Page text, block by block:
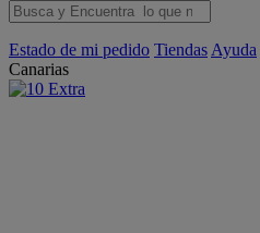
Estado de mi pedido Tiendas Ayuda
Canarias